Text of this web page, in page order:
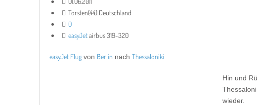
Torsten(44) Deutschland
0
easyJetairbus 319-320
easyJet Flug von Berlin nachThessaloniki
Hin und
wieder.